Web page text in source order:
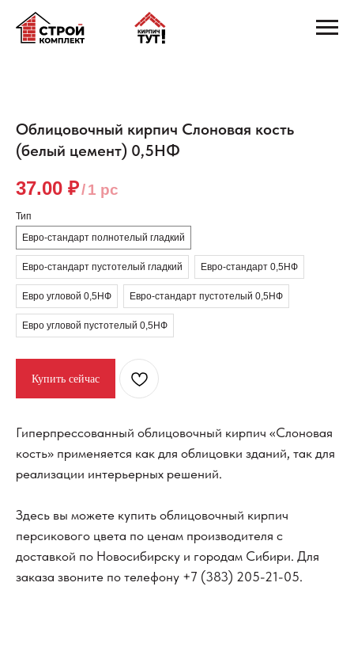
Облицовочный кирпич Слоновая кость
(белый цемент) 0,5НФ
37.00 ₽/1 pc
Тип
Евро-стандарт полнотелый гладкий
Евро-стандарт пустотелый гладкий Евро-стандарт 0,5НФ
Евро угловой 0,5НФ Евро-стандарт пустотелый 0,5НФ
Евро угловой пустотелый 0,5НФ
Купить сейчас
Гиперпрессованный облицовочный кирпич «Слоновая
кость» применяется как для облицовки зданий, так для
реализации интерьерных решений.
Здесь вы можете купить облицовочный кирпич
персикового цвета по ценам производителя с
доставкой по Новосибирску и городам Сибири. Для
заказа звоните по телефону +7 (383) 205-21-05.